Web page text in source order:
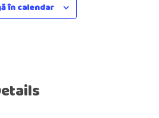
în calendar